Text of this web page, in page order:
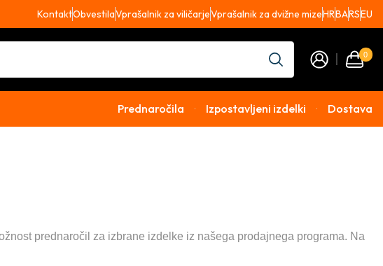
KontaktObvestilaVprašalnik za viličarjeVprašalnik za dvižne mizeHRBARSEU
0
Prednaročila Izpostavljeni izdelki Dostava
prednaročil za izbrane izdelke iz našega prodajnega programa. Na